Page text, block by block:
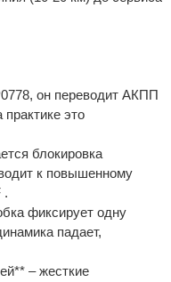
он переводит АКПП
это
блокировка
к повышенному
.
фиксирует одну
падает,
– жесткие